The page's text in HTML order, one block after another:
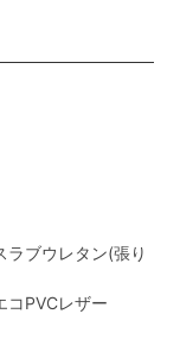
ブウレタン(張り
PVCレザー